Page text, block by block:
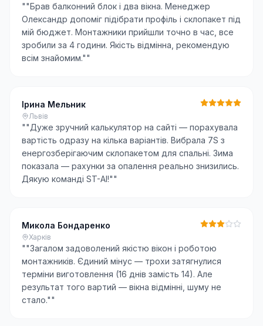
""Брав балконний блок і два вікна. Менеджер
Олександр допоміг підібрати профіль і склопакет під
мій бюджет. Монтажники прийшли точно в час, все
зробили за 4 години. Якість відмінна, рекомендую
всім знайомим.""
Ірина Мельник
Львів
""Дуже зручний калькулятор на сайті — порахувала
вартість одразу на кілька варіантів. Вибрала 7S з
енергозберігаючим склопакетом для спальні. Зима
показала — рахунки за опалення реально знизились.
Дякую команді ST-AI!""
Микола Бондаренко
Харків
""Загалом задоволений якістю вікон і роботою
монтажників. Єдиний мінус — трохи затягнулися
терміни виготовлення (16 днів замість 14). Але
результат того вартий — вікна відмінні, шуму не
стало.""